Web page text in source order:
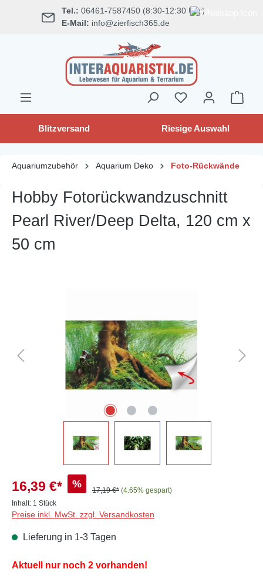
springen Tel.: 06461-7587450 (8:30-12:30 Uhr)
E-Mail: info@zierfisch365.de
Blitzversand Riesige Auswahl
Aquariumzubehör Aquarium Deko Foto-Rückwände
Hobby Fotorückwandzuschnitt
Pearl River/Deep Delta, 120 cm x
50 cm
16,39 €* %
17,19 €* (4.65% gespart)
Inhalt: 1 Stück
Preise inkl. MwSt. zzgl. Versandkosten
Lieferung in 1-3 Tagen
Aktuell nur noch 2 vorhanden!